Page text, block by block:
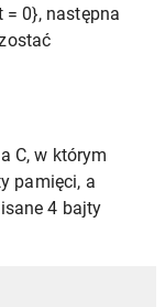
0}, następna
C, w którym
pamięci, a
4 bajty